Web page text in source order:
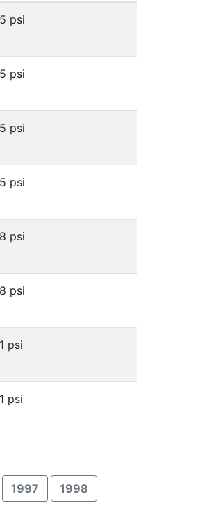
psi
psi
psi
psi
psi
psi
psi
psi
1997 1998